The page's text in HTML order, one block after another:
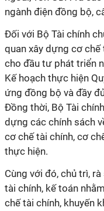
ngành điện đồng bộ,
Đối với Bộ Tài chính
quan xây dựng cơ chế
cho đầu tư phát triển
Kế hoạch thực hiện
ứng đồng bộ và đầy
Đồng thời, Bộ Tài
dựng các chính sách
cơ chế tài chính, cơ
thực hiện.
Cùng với đó, chủ trì,
tài chính, kế toán
chế tài chính, khuyến